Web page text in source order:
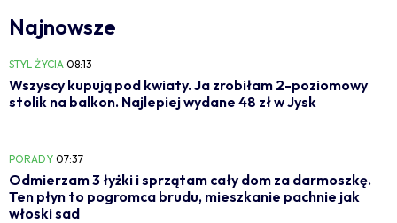
Najnowsze
STYL ŻYCIA 08:13
Wszyscy kupują pod kwiaty. Ja zrobiłam 2-poziomowy
stolik na balkon. Najlepiej wydane 48 zł w Jysk
PORADY 07:37
Odmierzam 3 łyżki i sprzątam cały dom za darmoszkę.
Ten płyn to pogromca brudu, mieszkanie pachnie jak
włoski sad